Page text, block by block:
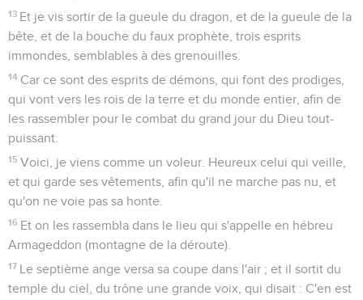
13 Et je vis sortir de la gueule du dragon, et de la gueule de la
bête, et de la bouche du faux prophète, trois esprits
immondes, semblables à des grenouilles.
14 Car ce sont des esprits de démons, qui font des prodiges,
qui vont vers les rois de la terre et du monde entier, afin de
les rassembler pour le combat du grand jour du Dieu tout-
puissant.
15 Voici, je viens comme un voleur. Heureux celui qui veille,
et qui garde ses vêtements, afin qu'il ne marche pas nu, et
qu'on ne voie pas sa honte.
16 Et on les rassembla dans le lieu qui s'appelle en hébreu
Armageddon (montagne de la déroute).
17 Le septième ange versa sa coupe dans l'air ; et il sortit du
temple du ciel, du trône une grande voix, qui disait : C'en est